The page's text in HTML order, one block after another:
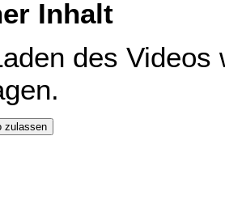
Inhalt
des Videos
zulassen